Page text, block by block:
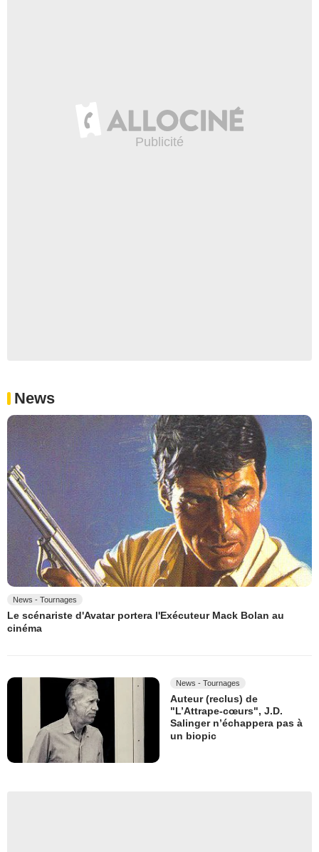
News
News - Tournages
Le scénariste d'Avatar portera l'Exécuteur Mack Bolan au
cinéma
News - Tournages
Auteur (reclus) de
"L’Attrape-cœurs", J.D.
Salinger n’échappera pas à
un biopic